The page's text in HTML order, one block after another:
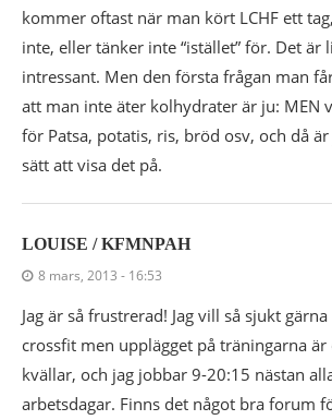
kommer oftast när man kört LCHF ett
inte, eller tänker inte “istället” för. Det är
intressant. Men den första frågan man
att man inte äter kolhydrater är ju: MEN
för Patsa, potatis, ris, bröd osv, och då
sätt att visa det på.
LOUISE / KFMNPAH
8 mars, 2013 - 16:53
Jag är så frustrerad! Jag vill så sjukt
crossfit men upplägget på träningarna är
kvällar, och jag jobbar 9-20:15 nästan
arbetsdagar. Finns det något bra forum